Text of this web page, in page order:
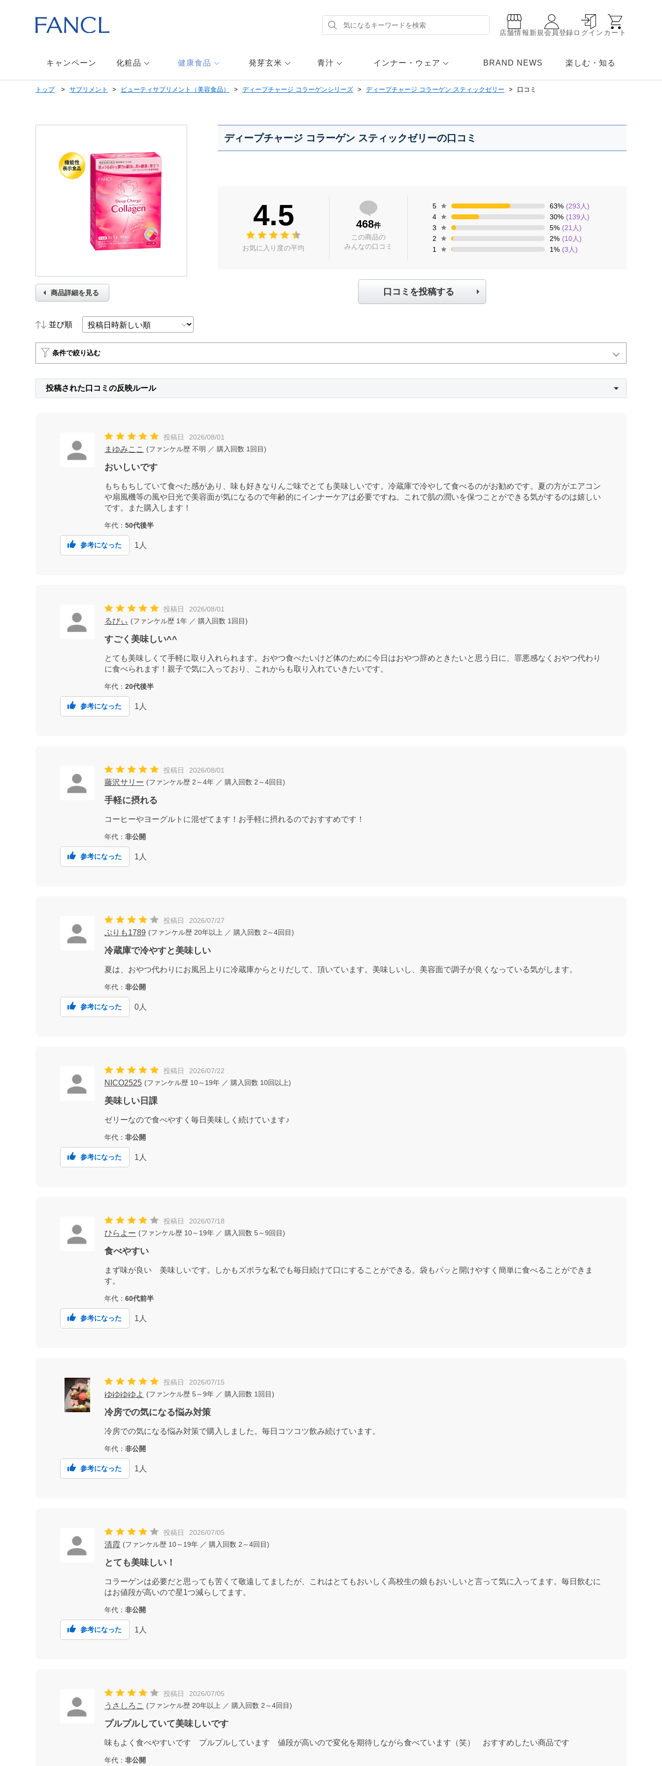
メ
店舗情報新規会員登録ログイン カート
キャンペーン 化粧品 健康食品 発芽玄米 青汁 インナー・ウェア BRAND NEWS 楽しむ・知る
トップ サプリメント ビューティサプリメント（美容食品） ディープチャージ コラーゲンシリーズ ディープチャージ コラーゲン スティックゼリー 口コミ
ディープチャージ コラーゲン スティックゼリーの口コミ
4.5
お気に入り度の平均
468件
この商品の
みんなの口コミ
5 63% (293 人)
4
30% (139 人)
3
5% (21 人)
2
2% (10人)
1
1% (3 人)
口コミを投稿する
商品詳細を見る
並び順
条件で絞り込む
投稿された口コミの反映ルール
投稿日 2026/08/01
まゆみここ (ファンケル歴 不明 ／ 購入回数 1回目)
おいしいです
もちもちしていて食べた感があり、味も好きなりんご味でとても美味しいです。冷蔵庫で冷やして食べるのがお勧めです。夏の方がエアコン
や扇風機等の風や日光で美容面が気になるので年齢的にインナーケアは必要ですね。これで肌の潤いを保つことができる気がするのは嬉しい
です。また購入します！
年代： 50代後半
参考になった 1 人
投稿日 2026/08/01
るびぃ (ファンケル歴 1年 ／ 購入回数 1回目)
すごく美味しい^^
とても美味しくて手軽に取り入れられます。おやつ食べたいけど体のために今日はおやつ辞めときたいと思う日に、罪悪感なくおやつ代わり
に食べられます！親子で気に入っており、これからも取り入れていきたいです。
年代： 20代後半
参考になった 1 人
投稿日 2026/08/01
藤沢サリー (ファンケル歴 2～4年 ／ 購入回数 2～4回目)
手軽に摂れる
コーヒーやヨーグルトに混ぜてます！お手軽に摂れるのでおすすめです！
年代： 非公開
参考になった 1 人
投稿日 2026/07/27
ぷりも1789 (ファンケル歴 20年以上 ／ 購入回数 2～4回目)
冷蔵庫で冷やすと美味しい
夏は、おやつ代わりにお風呂上りに冷蔵庫からとりだして、頂いています。美味しいし、美容面で調子が良くなっている気がします。
年代： 非公開
参考になった 0 人
投稿日 2026/07/22
NICO2525 (ファンケル歴 10～19年 ／ 購入回数 10回以上)
美味しい日課
ゼリーなので食べやすく毎日美味しく続けています♪
年代： 非公開
参考になった 1 人
投稿日 2026/07/18
ひらよー (ファンケル歴 10～19年 ／ 購入回数 5～9回目)
食べやすい
まず味が良い 美味しいです。しかもズボラな私でも毎日続けて口にすることができる。袋もパッと開けやすく簡単に食べることができま
す。
年代： 60代前半
参考になった 1 人
投稿日 2026/07/15
ゆゆゆゆよ (ファンケル歴 5～9年 ／ 購入回数 1回目)
冷房での気になる悩み対策
冷房での気になる悩み対策で購入しました。毎日コツコツ飲み続けています。
年代： 非公開
参考になった 1 人
投稿日 2026/07/05
清霞 (ファンケル歴 10～19年 ／ 購入回数 2～4回目)
とても美味しい！
コラーゲンは必要だと思っても苦くて敬遠してましたが、これはとてもおいしく高校生の娘もおいしいと言って気に入ってます。毎日飲むに
はお値段が高いので星1つ減らしてます。
年代： 非公開
参考になった 1 人
投稿日 2026/07/05
うさしろこ (ファンケル歴 20年以上 ／ 購入回数 2～4回目)
プルプルしていて美味しいです
味もよく食べやすいです プルプルしています 値段が高いので変化を期待しながら食べています（笑） おすすめしたい商品です
年代： 非公開